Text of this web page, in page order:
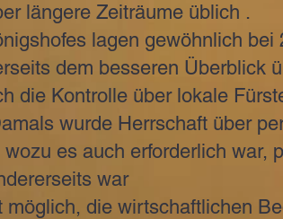
längere Zeiträume üblich .
lagen gewöhnlich bei
dem besseren Überblick
die Kontrolle über lokale
wurde Herrschaft über
es auch erforderlich war,
war
die wirtschaftlichen